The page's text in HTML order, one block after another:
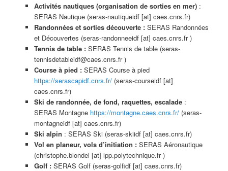
Activités nautiques (organisation de sorties en mer) :
SERAS Nautique (seras-nautiqueidf [at] caes.cnrs.fr)
Randonnées et sorties découverte :SERAS Randonnées
et Découvertes (seras-randonneeidf [at] caes.cnrs.fr )
Tennis de table :SERAS Tennis de table (seras-
tennisdetableidf@caes.cnrs.fr )
Course à pied :SERAS Course à pied
https://serascapidf.cnrs.fr/ (seras-courseidf [at]
caes.cnrs.fr)
Ski de randonnée, de fond, raquettes, escalade :
SERAS Montagne https://montagne.caes.cnrs.fr/(seras-
montagneidf [at] caes.cnrs.fr)
Ski alpin : SERAS Ski (seras-skiidf [at] caes.cnrs.fr)
Vol en planeur, vols d’initiation : SERAS Aéronautique
(christophe.blondel [at] lpp.polytechnique.fr )
Golf : SERAS Golf (seras-golfidf [at] caes.cnrs.fr)